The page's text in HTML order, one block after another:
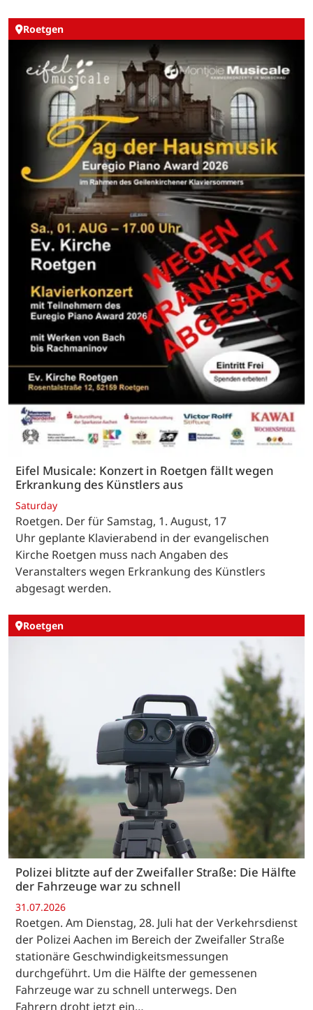
Roetgen
Eifel Musicale: Konzert in Roetgen fällt wegen
Erkrankung des Künstlers aus
Saturday
Roetgen. Der für Samstag, 1. August, 17
Uhr geplante Klavierabend in der evangelischen
Kirche Roetgen muss nach Angaben des
Veranstalters wegen Erkrankung des Künstlers
abgesagt werden.
Roetgen
Polizei blitzte auf der Zweifaller Straße: Die Hälfte
der Fahrzeuge war zu schnell
31.07.2026
Roetgen. Am Dienstag, 28. Juli hat der Verkehrsdienst
der Polizei Aachen im Bereich der Zweifaller Straße
stationäre Geschwindigkeitsmessungen
durchgeführt. Um die Hälfte der gemessenen
Fahrzeuge war zu schnell unterwegs. Den
Fahrern droht jetzt ein…